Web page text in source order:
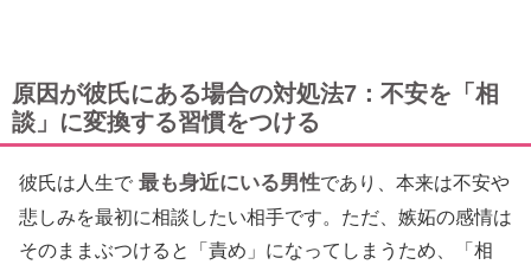
原因が彼氏にある場合の対処法7：不安を「相
談」に変換する習慣をつける
彼氏は人生で 最も身近にいる男性であり、本来は不安や
悲しみを最初に相談したい相手です。ただ、嫉妬の感情は
そのままぶつけると「責め」になってしまうため、「相